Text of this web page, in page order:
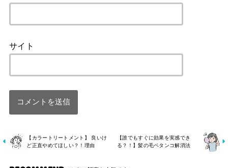
サイト
【カラートリートメント】 良いけ
ど正直やめてほしい？！理由
【誰でもすぐに効果を実感でき
る？！】髪の毛ペタンコ解消法